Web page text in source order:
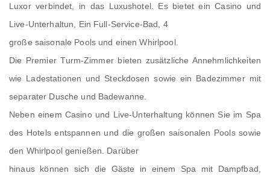
Luxor verbindet, in das Luxushotel. Es bietet ein Casino und
Live-Unterhaltun, Ein Full-Service-Bad, 4
große saisonale Pools und einen Whirlpool.
Die Premier Turm-Zimmer bieten zusätzliche Annehmlichkeiten
wie Ladestationen und Steckdosen sowie ein Badezimmer mit
separater Dusche und Badewanne.
Neben einem Casino und Live-Unterhaltung können Sie im Spa
des Hotels entspannen und die großen saisonalen Pools sowie
den Whirlpool genießen. Darüber
hinaus können sich die Gäste in einem Spa mit Dampfbad,